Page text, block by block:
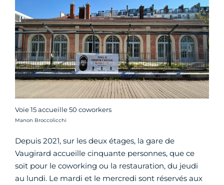
Voie 15 accueille 50 coworkers
Crédit photo :
Manon Broccolicchi
Depuis 2021, sur les deux étages, la gare de
Vaugirard accueille cinquante personnes, que ce
soit pour le coworking ou la restauration, du jeudi
au lundi. Le mardi et le mercredi sont réservés aux